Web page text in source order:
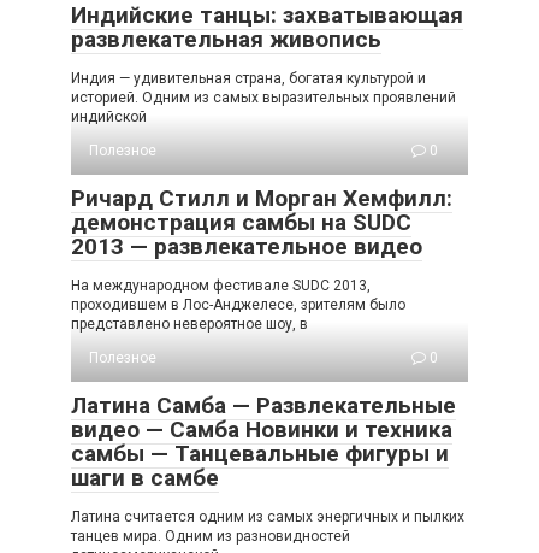
Индийские танцы: захватывающая
развлекательная живопись
Индия — удивительная страна, богатая культурой и
историей. Одним из самых выразительных проявлений
индийской
Полезное
0
Ричард Стилл и Морган Хемфилл:
демонстрация самбы на SUDC
2013 — развлекательное видео
На международном фестивале SUDC 2013,
проходившем в Лос-Анджелесе, зрителям было
представлено невероятное шоу, в
Полезное
0
Латина Самба — Развлекательные
видео — Самба Новинки и техника
самбы — Танцевальные фигуры и
шаги в самбе
Латина считается одним из самых энергичных и пылких
танцев мира. Одним из разновидностей